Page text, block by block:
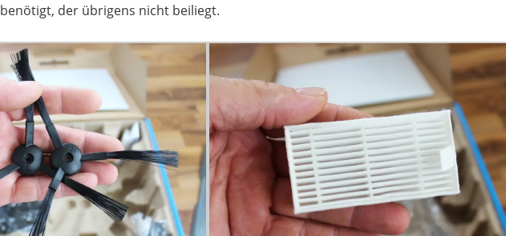
benötigt, der übrigens nicht beiliegt.